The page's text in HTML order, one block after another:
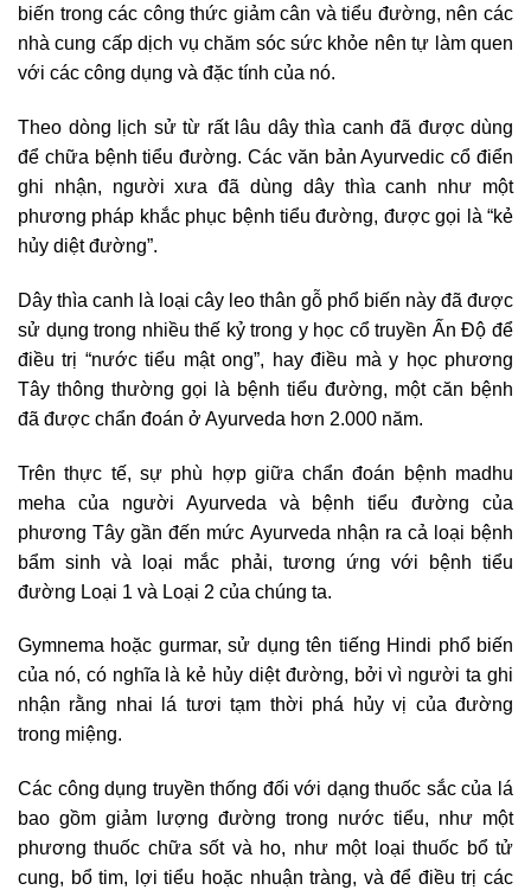
biến trong các công thức giảm cân và tiểu đường, nên các
nhà cung cấp dịch vụ chăm sóc sức khỏe nên tự làm quen
với các công dụng và đặc tính của nó.
Theo dòng lịch sử từ rất lâu dây thìa canh đã được dùng
để chữa bệnh tiểu đường. Các văn bản Ayurvedic cổ điển
ghi nhận, người xưa đã dùng dây thìa canh như một
phương pháp khắc phục bệnh tiểu đường, được gọi là “kẻ
hủy diệt đường”.
Dây thìa canh là loại cây leo thân gỗ phổ biến này đã được
sử dụng trong nhiều thế kỷ trong y học cổ truyền Ấn Độ để
điều trị “nước tiểu mật ong”, hay điều mà y học phương
Tây thông thường gọi là bệnh tiểu đường, một căn bệnh
đã được chẩn đoán ở Ayurveda hơn 2.000 năm.
Trên thực tế, sự phù hợp giữa chẩn đoán bệnh madhu
meha của người Ayurveda và bệnh tiểu đường của
phương Tây gần đến mức Ayurveda nhận ra cả loại bệnh
bẩm sinh và loại mắc phải, tương ứng với bệnh tiểu
đường Loại 1 và Loại 2 của chúng ta.
Gymnema hoặc gurmar, sử dụng tên tiếng Hindi phổ biến
của nó, có nghĩa là kẻ hủy diệt đường, bởi vì người ta ghi
nhận rằng nhai lá tươi tạm thời phá hủy vị của đường
trong miệng.
Các công dụng truyền thống đối với dạng thuốc sắc của lá
bao gồm giảm lượng đường trong nước tiểu, như một
phương thuốc chữa sốt và ho, như một loại thuốc bổ tử
cung, bổ tim, lợi tiểu hoặc nhuận tràng, và để điều trị các